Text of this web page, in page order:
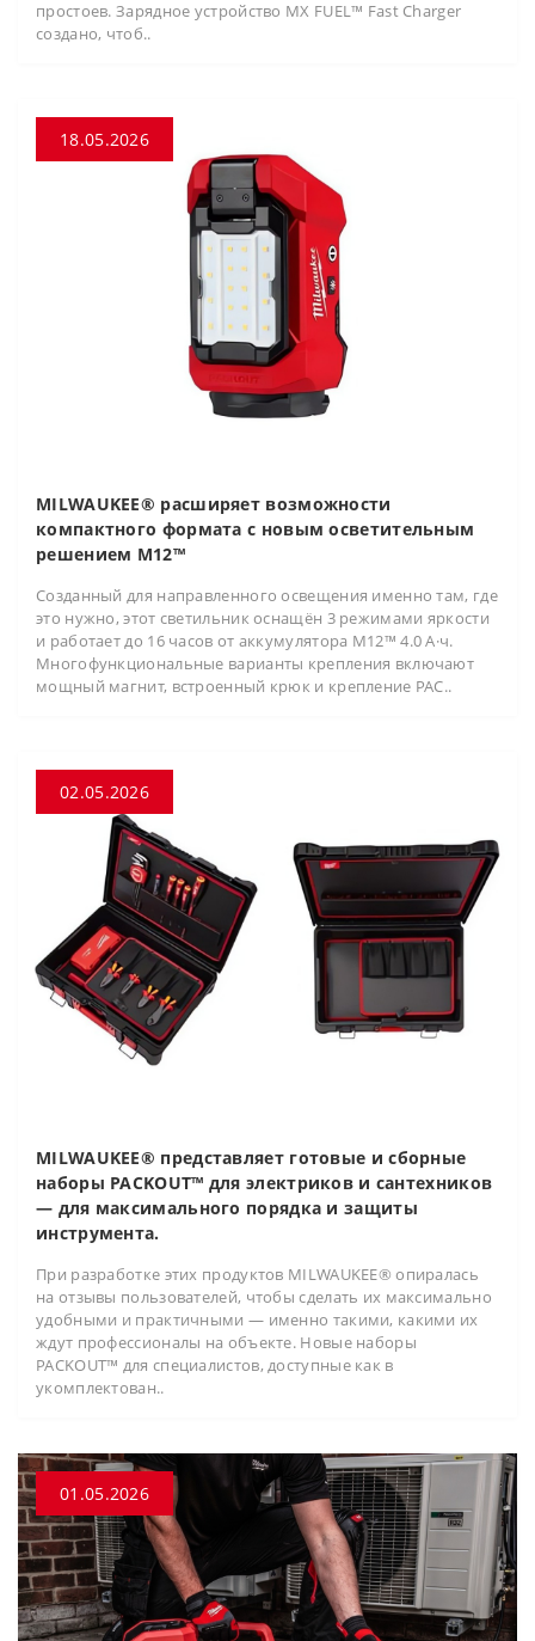
простоев. Зарядное устройство MX FUEL™ Fast Charger
создано, чтоб..
18.05.2026
MILWAUKEE® расширяет возможности
компактного формата с новым осветительным
решением M12™
Созданный для направленного освещения именно там, где
это нужно, этот светильник оснащён 3 режимами яркости
и работает до 16 часов от аккумулятора M12™ 4.0 А·ч.
Многофункциональные варианты крепления включают
мощный магнит, встроенный крюк и крепление PAC..
02.05.2026
MILWAUKEE® представляет готовые и сборные
наборы PACKOUT™ для электриков и сантехников
— для максимального порядка и защиты
инструмента.
При разработке этих продуктов MILWAUKEE® опиралась
на отзывы пользователей, чтобы сделать их максимально
удобными и практичными — именно такими, какими их
ждут профессионалы на объекте. Новые наборы
PACKOUT™ для специалистов, доступные как в
укомплектован..
01.05.2026